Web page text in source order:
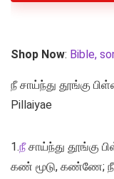
Shop Now: Bible,
நீ சாய்ந்து தூங்கு
Pillaiyae
1.நீசாய்ந்து தூங்கு
கண் மூடு, கண்ணே; நீ